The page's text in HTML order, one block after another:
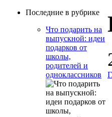
Последние в рубрике
Что подарить на
выпускной: идеи
подарков от
школы,
родителей и
одноклассников